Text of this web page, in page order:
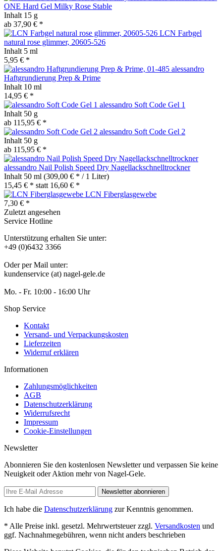
ONE Hard Gel Milky Rose Stable
Inhalt 15 g
ab 37,90 € *
LCN Farbgel
natural rose glimmer, 20605-526
Inhalt 5 ml
5,95 € *
alessandro
Haftgrundierung Prep & Prime
Inhalt 10 ml
14,95 € *
alessandro Soft Code Gel 1
Inhalt 50 g
ab 115,95 € *
alessandro Soft Code Gel 2
Inhalt 50 g
ab 115,95 € *
alessandro Nail Polish Speed Dry Nagellackschnelltrockner
Inhalt 50 ml (309,00 € * / 1 Liter)
15,45 € * statt 16,60 € *
LCN Fiberglasgewebe
7,30 € *
Zuletzt angesehen
Service Hotline
Unterstützung erhalten Sie unter:
+49 (0)6432 3366
Oder per Mail unter:
kundenservice (at) nagel-gele.de
Mo. - Fr. 10:00 - 16:00 Uhr
Shop Service
Kontakt
Versand- und Verpackungskosten
Lieferzeiten
Widerruf erklären
Informationen
Zahlungsmöglichkeiten
AGB
Datenschutzerklärung
Widerrufsrecht
Impressum
Cookie-Einstellungen
Newsletter
Abonnieren Sie den kostenlosen Newsletter und verpassen Sie keine
Neuigkeit oder Aktion mehr von Nagel-Gele.
Newsletter abonnieren
Ich habe die Datenschutzerklärung zur Kenntnis genommen.
* Alle Preise inkl. gesetzl. Mehrwertsteuer zzgl. Versandkosten und
ggf. Nachnahmegebühren, wenn nicht anders beschrieben